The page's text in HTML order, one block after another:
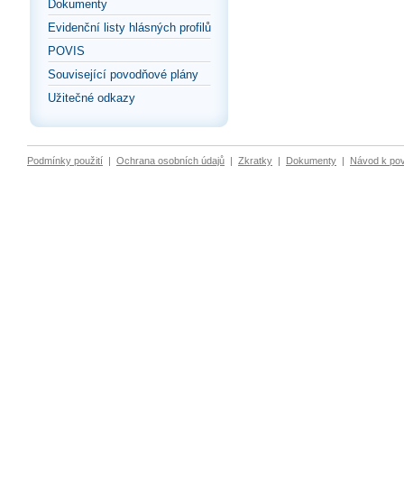
Dokumenty
Evidenční listy hlásných profilů
POVIS
Související povodňové plány
Užitečné odkazy
Podmínky použití | Ochrana osobních údajů | Zkratky | Dokumenty | Návod k